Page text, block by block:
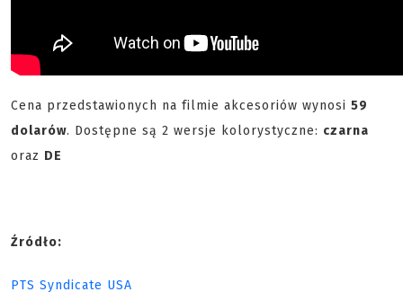
Cena przedstawionych na filmie akcesoriów wynosi 59
dolarów. Dostępne są 2 wersje kolorystyczne: czarna
oraz DE
Źródło:
PTS Syndicate USA